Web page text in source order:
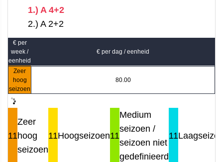
1.) A 4+2
2.) A 2+2
€ per
week /
eenheid
€ per dag / eenheid
Zeer
hoog
seizoen
80.00
11
Zeer
hoog
seizoen
11Hoogseizoen11
Medium
seizoen /
seizoen niet
gedefinieerd
11